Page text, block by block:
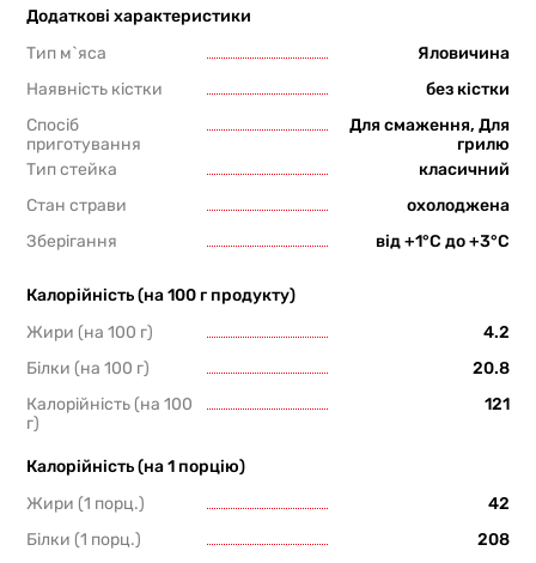
Додаткові характеристики
Тип м`яса
Яловичина
Наявність кістки
без кістки
Спосіб
приготування
Для смаження, Для
грилю
Тип стейка
класичний
Стан страви
охолоджена
Зберігання
від +1°С до +3°С
Калорійність (на 100 г продукту)
Жири (на 100 г)
4.2
Білки (на 100 г)
20.8
Калорійність (на 100
г)
121
Калорійність (на 1 порцію)
Жири (1 порц.)
42
Білки (1 порц.)
208